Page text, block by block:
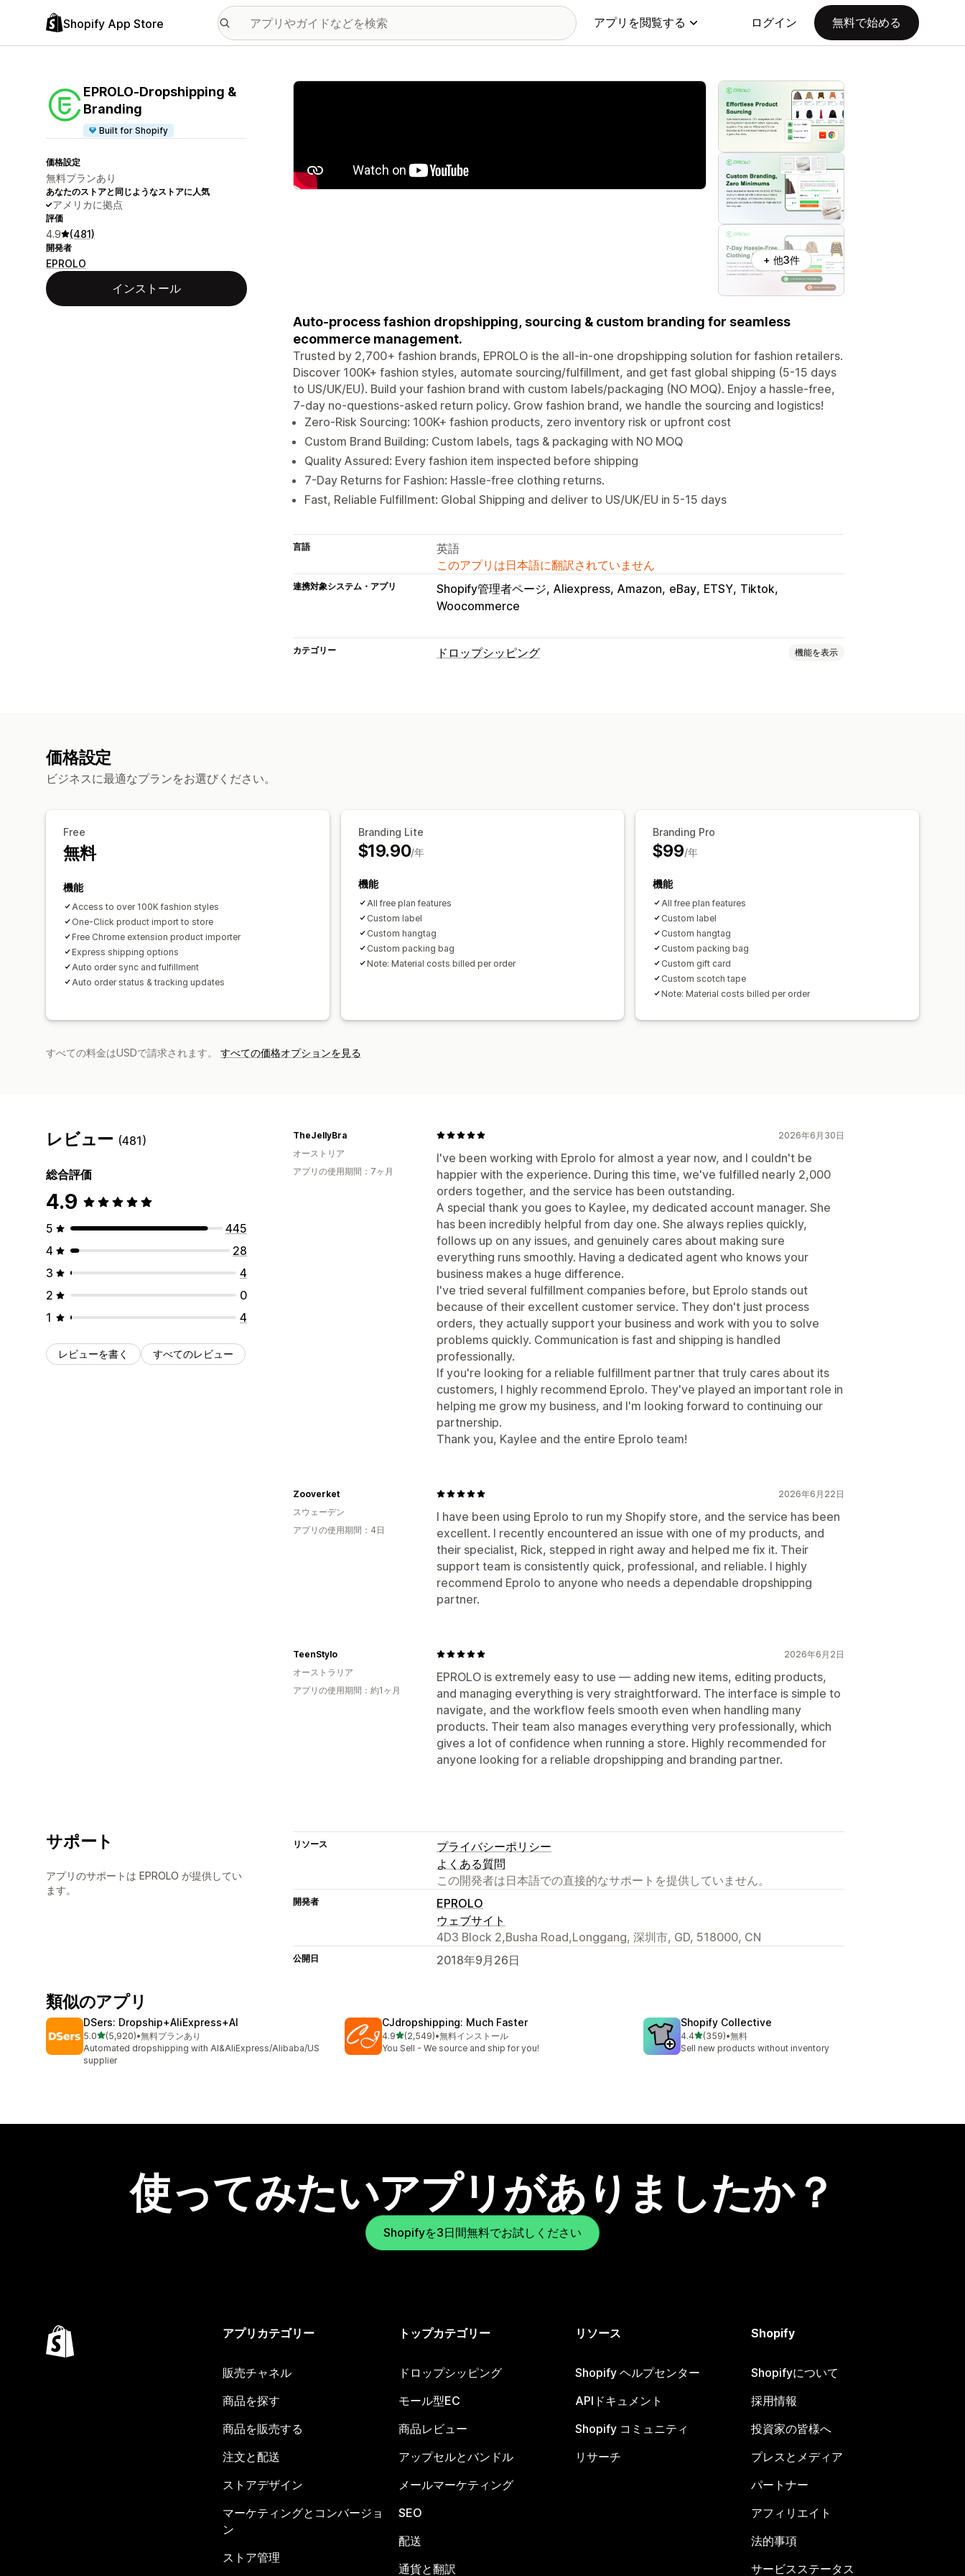
Shopify App Store アプリを閲覧する ログイン 無料で始める
EPROLO‑Dropshipping &
Branding
Built for Shopify
価格設定
無料プランあり
あなたのストアと同じようなストアに人気
アメリカに拠点
評価
4.9 (481)
開発者
EPROLO
インストール
特集の画像ギャラリー
+ 他3件
Auto-process fashion dropshipping, sourcing & custom branding for seamless
ecommerce management.
Trusted by 2,700+ fashion brands, EPROLO is the all-in-one dropshipping solution for fashion retailers.
Discover 100K+ fashion styles, automate sourcing/fulfillment, and get fast global shipping (5-15 days
to US/UK/EU). Build your fashion brand with custom labels/packaging (NO MOQ). Enjoy a hassle-free,
7-day no-questions-asked return policy. Grow fashion brand, we handle the sourcing and logistics!
Zero-Risk Sourcing: 100K+ fashion products, zero inventory risk or upfront cost
Custom Brand Building: Custom labels, tags & packaging with NO MOQ
Quality Assured: Every fashion item inspected before shipping
7-Day Returns for Fashion: Hassle-free clothing returns.
Fast, Reliable Fulfillment: Global Shipping and deliver to US/UK/EU in 5-15 days
言語
英語
このアプリは日本語に翻訳されていません
連携対象システム・アプリ Shopify管理者ページ Aliexpress Amazon eBay ETSY Tiktok
Woocommerce
カテゴリー ドロップシッピング 機能を表示
オーストラリア
価格設定
ビジネスに最適なプランをお選びください。
Free
無料
機能
Access to over 100K fashion styles
One-Click product import to store
Free Chrome extension product importer
Express shipping options
Auto order sync and fulfillment
Auto order status & tracking updates
Branding Lite
$19.90/年
機能
All free plan features
Custom label
Custom hangtag
Custom packing bag
Note: Material costs billed per order
Branding Pro
$99/年
機能
All free plan features
Custom label
Custom hangtag
Custom packing bag
Custom gift card
Custom scotch tape
Note: Material costs billed per order
すべての料金はUSDで請求されます。 すべての価格オプションを見る
レビュー (481)
総合評価
4.9
5
445
4
28
3
4
2
0
1
4
レビューを書く すべてのレビュー
2026年6月30日
I've been working with Eprolo for almost a year now, and I couldn't be
happier with the experience. During this time, we've fulfilled nearly 2,000
orders together, and the service has been outstanding.
A special thank you goes to Kaylee, my dedicated account manager. She
has been incredibly helpful from day one. She always replies quickly,
follows up on any issues, and genuinely cares about making sure
everything runs smoothly. Having a dedicated agent who knows your
business makes a huge difference.
I've tried several fulfillment companies before, but Eprolo stands out
because of their excellent customer service. They don't just process
orders, they actually support your business and work with you to solve
problems quickly. Communication is fast and shipping is handled
professionally.
If you're looking for a reliable fulfillment partner that truly cares about its
customers, I highly recommend Eprolo. They've played an important role in
helping me grow my business, and I'm looking forward to continuing our
partnership.
Thank you, Kaylee and the entire Eprolo team!
TheJellyBra
オーストリア
アプリの使用期間：7ヶ月
2026年6月22日
I have been using Eprolo to run my Shopify store, and the service has been
excellent. I recently encountered an issue with one of my products, and
their specialist, Rick, stepped in right away and helped me fix it. Their
support team is consistently quick, professional, and reliable. I highly
recommend Eprolo to anyone who needs a dependable dropshipping
partner.
Zooverket
スウェーデン
アプリの使用期間：4日
2026年6月2日
EPROLO is extremely easy to use — adding new items, editing products,
and managing everything is very straightforward. The interface is simple to
navigate, and the workflow feels smooth even when handling many
products. Their team also manages everything very professionally, which
gives a lot of confidence when running a store. Highly recommended for
anyone looking for a reliable dropshipping and branding partner.
TeenStylo
オーストラリア
アプリの使用期間：約1ヶ月
サポート
アプリのサポートは EPROLO が提供してい
ます。
リソース
プライバシーポリシー
よくある質問
この開発者は日本語での直接的なサポートを提供していません。
開発者
EPROLO
ウェブサイト
4D3 Block 2,Busha Road,Longgang, 深圳市, GD, 518000, CN
公開日 2018年9月26日
類似のアプリ
DSers: Dropship+AliExpress+AI
5.05つ星中
(5,920)
合計レビュー数：5920件
•無料プランあり
Automated dropshipping with AI&AliExpress/Alibaba/US
supplier
CJdropshipping: Much Faster
4.95つ星中
(2,549)
合計レビュー数：2549件
•無料インストール
You Sell - We source and ship for you!
Shopify Collective
4.45つ星中
(359)
合計レビュー数：359件
•無料
Sell new products without inventory
使ってみたいアプリがありましたか？
Shopifyを3日間無料でお試しください
アプリカテゴリー
販売チャネル
商品を探す
商品を販売する
注文と配送
ストアデザイン
マーケティングとコンバージョ
ン
ストア管理
トップカテゴリー
ドロップシッピング
モール型EC
商品レビュー
アップセルとバンドル
メールマーケティング
SEO
配送
通貨と翻訳
リソース
Shopify ヘルプセンター
APIドキュメント
Shopify コミュニティ
リサーチ
Shopify
Shopifyについて
採用情報
投資家の皆様へ
プレスとメディア
パートナー
アフィリエイト
法的事項
サービスステータス